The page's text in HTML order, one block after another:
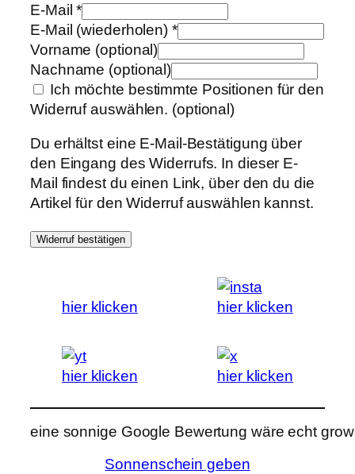
E-Mail*
E-Mail (wiederholen) *
Vorname (optional)
Nachname (optional)
Ich möchte bestimmte Positionen für den
Widerruf auswählen. (optional)
Du erhältst eine E-Mail-Bestätigung über
den Eingang des Widerrufs. In dieser E-
Mail findest du einen Link, über den du die
Artikel für den Widerruf auswählen kannst.
Widerruf bestätigen
hier klicken hier klicken
hier klicken hier klicken
eine sonnige Google Bewertung wäre echt
Sonnenschein geben